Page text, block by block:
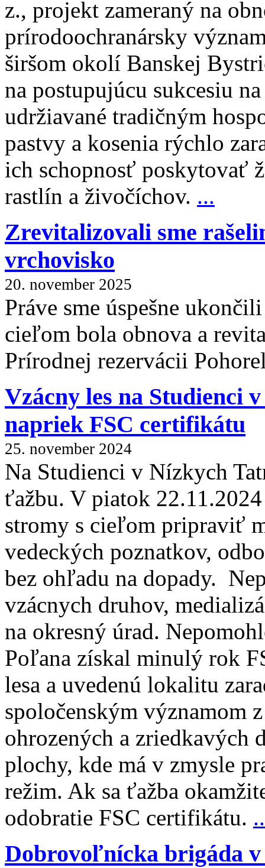
z., projekt zameraný na
prírodoochranársky
širšom okolí Banskej
na postupujúcu sukcesiu
udržiavané tradičným
pastvy a kosenia rýchlo
ich schopnosť poskytovať
rastlín a živočíchov. ...
Zrevitalizovali sme
vrchovisko
20. november 2025
Práve sme úspešne
cieľom bola obnova a
Prírodnej rezervácii
Vzácny les na Studienci
napriek FSC certifikátu
25. november 2024
Na Studienci v Nízkych
ťažbu. V piatok
stromy s cieľom pripraviť
vedeckých poznatkov,
bez ohľadu na dopady.
vzácnych druhov,
na okresný úrad.
Poľana získal minulý rok
lesa a uvedenú lokalitu
spoločenským významom
ohrozených a zriedkavých
plochy, kde má v zmysle
režim. Ak sa ťažba
odobratie FSC certifikátu.
Dobrovoľnícka brigáda